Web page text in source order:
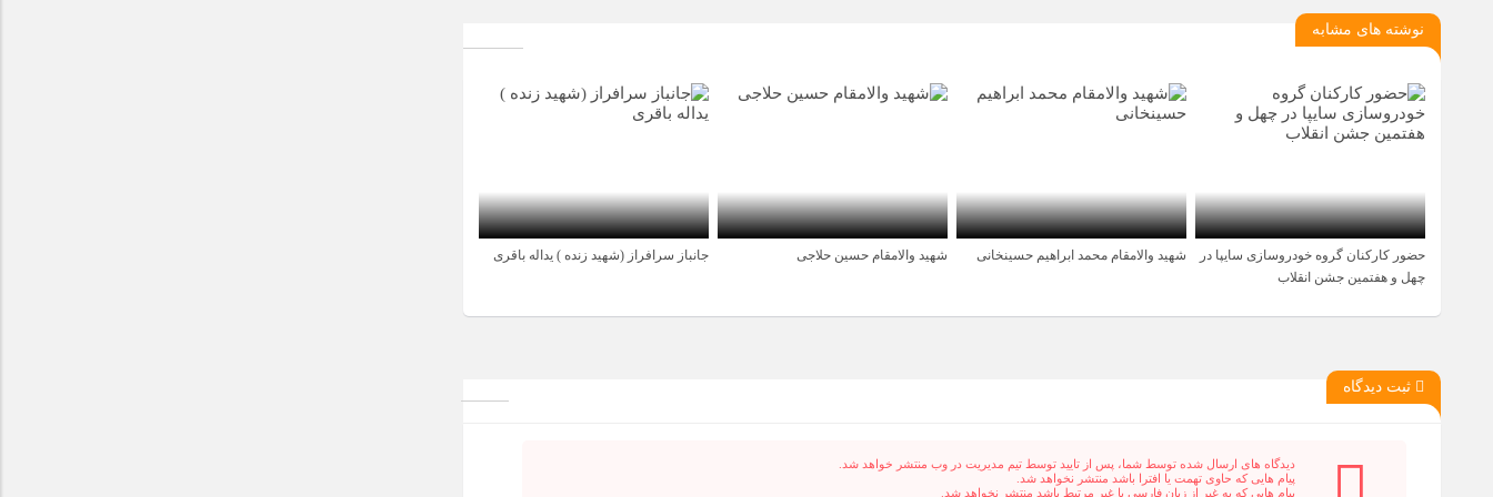
نوشته های مشابه
5 ماه قبل
حضور کارکنان گروه خودروسازی سایپا در
چهل و هفتمین جشن انقلاب
4 سال قبل
شهید والامقام محمد ابراهیم حسینخانی 4 سال قبل
شهید والامقام حسین حلاجی 4 سال قبل
جانباز سرافراز (شهید زنده ) یداله باقری
ثبت دیدگاه
دیدگاه های ارسال شده توسط شما، پس از تایید توسط تیم مدیریت در وب منتشر خواهد شد.
پیام هایی که حاوی تهمت یا افترا باشد منتشر نخواهد شد.
پیام هایی که به غیر از زبان فارسی یا غیر مرتبط باشد منتشر نخواهد شد.